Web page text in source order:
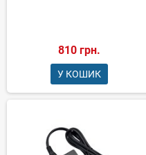
810 грн.
У КОШИК